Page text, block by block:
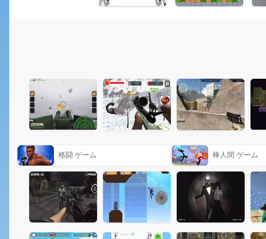
格闘 ゲーム 棒人間 ゲーム